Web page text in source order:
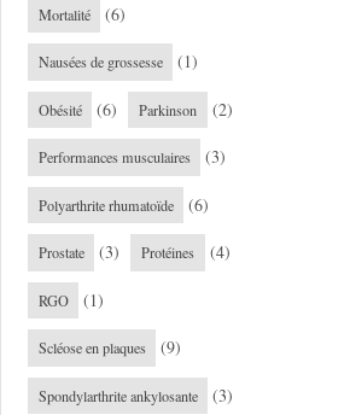
Mortalité (6)
Nausées de grossesse (1)
Obésité (6) Parkinson (2)
Performances musculaires (3)
Polyarthrite rhumatoïde (6)
Prostate (3) Protéines (4)
RGO (1)
Scléose en plaques (9)
Spondylarthrite ankylosante (3)